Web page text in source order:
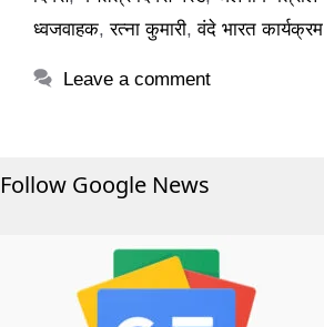
ध्वजवाहक,रत्ना कुमारी,वंदे भारत कार्यक्रम
Leave a comment
Follow Google News